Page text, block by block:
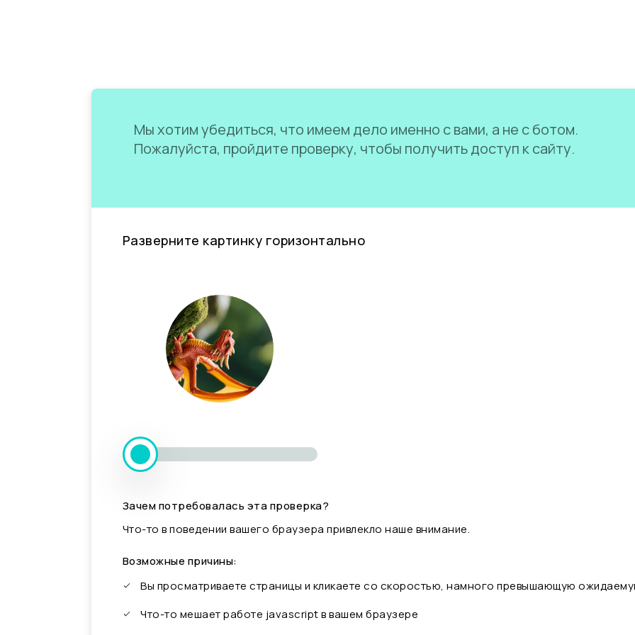
Мы хотим убедиться, что имеем дело именно с вами, а не с ботом.
Пожалуйста, пройдите проверку, чтобы получить доступ к сайту.
Разверните картинку горизонтально
Зачем потребовалась эта проверка?
Что-то в поведении вашего браузера привлекло наше внимание.
Возможные причины:
Вы просматриваете страницы и кликаете со скоростью, намного превышающую
Что-то мешает работе javascript в вашем браузере